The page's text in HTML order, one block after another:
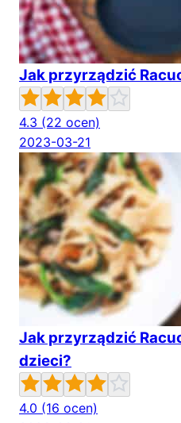
Jak przyrządzić
4.3 (22 ocen)
2023-03-21
Jak przyrządzić
dzieci?
4.0 (16 ocen)